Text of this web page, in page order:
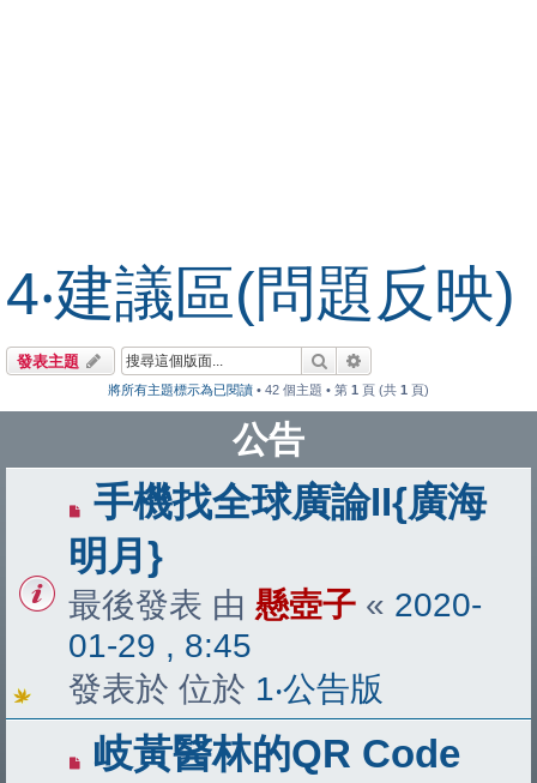
4‧建議區(問題反映)
發表主題 搜尋
將所有主題標示為已閱讀 • 42 個主題 • 第 1 頁 (共 1 頁)
公告
手機找全球廣論II{廣海
明月}
最後發表 由 懸壺子 « 2020-
01-29 , 8:45
發表於 位於 1‧公告版
岐黃醫林的QR Code